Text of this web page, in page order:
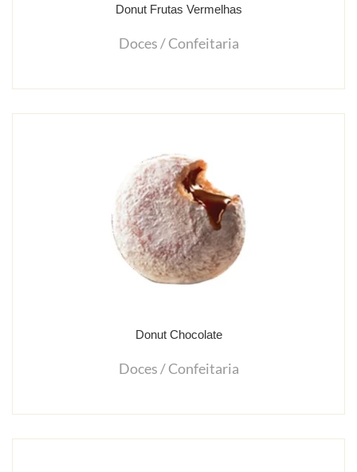
Donut Frutas Vermelhas
Doces / Confeitaria
Donut Chocolate
Doces / Confeitaria